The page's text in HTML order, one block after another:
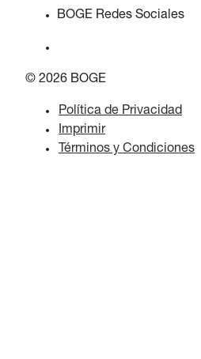
BOGE Redes Sociales
© 2026 BOGE
Política de Privacidad
Imprimir
Términos y Condiciones